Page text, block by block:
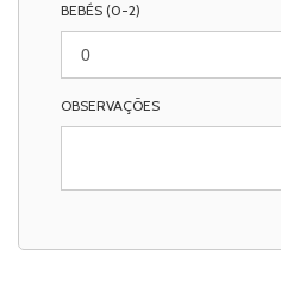
BEBÉS (0-2)
OBSERVAÇÕES